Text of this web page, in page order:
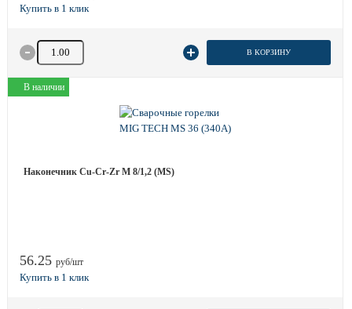
Количество товара В КОРЗИНУ
В наличии
Наконечник Cu-Cr-Zr M 8/1,2 (MS)
56.25 руб/шт